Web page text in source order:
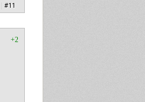
#11
+2